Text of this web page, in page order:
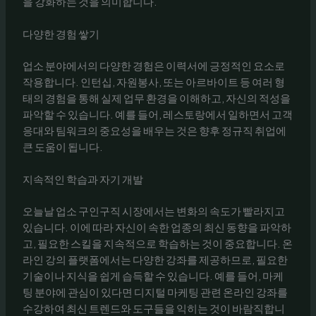
다양한 경험 쌓기
업소 분야에서의 다양한 경험은 이력서에 긍정적인 요소로
작용합니다. 인턴십, 자원봉사, 또는 아르바이트 등 여러 형
태의 경험을 통해 실제 업무 환경을 이해하고, 자신의 적성을
파악할 수 있습니다. 예를 들어, 레스토랑에서 일하면서 고객
응대와 팀워크의 중요성을 배우는 것은 향후 정규직 취업에
큰 도움이 됩니다.
지속적인 학습과 자기 개발
오늘날 업소 구인구직 시장에서는 변화의 속도가 빨라지고
있습니다. 이에 따라 자신이 속한 업종의 최신 동향을 파악하
고, 필요한 스킬을 지속적으로 학습하는 것이 중요합니다. 온
라인 강의 플랫폼에서는 다양한 강좌를 제공하므로, 필요한
기술이나 지식을 쉽게 습득할 수 있습니다. 예를 들어, 마케
팅 분야에 관심이 있다면 디지털 마케팅 관련 온라인 강좌를
수강하여 최신 트렌드와 도구들을 익히는 것이 바람직합니